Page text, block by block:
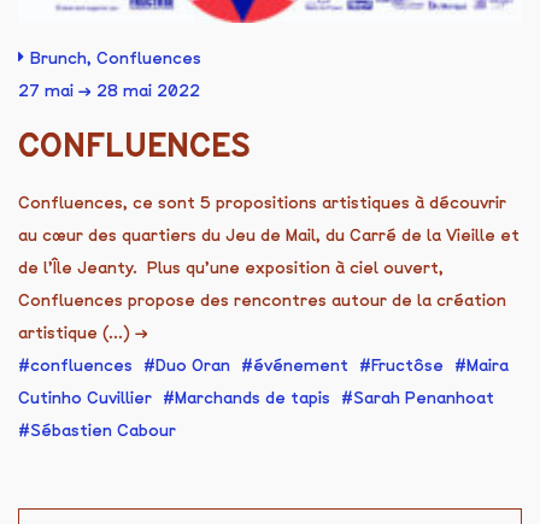
Brunch, Confluences
27 mai → 28 mai 2022
CONFLUENCES
Confluences, ce sont 5 propositions artistiques à découvrir
au cœur des quartiers du Jeu de Mail, du Carré de la Vieille et
de l’Île Jeanty. Plus qu’une exposition à ciel ouvert,
Confluences propose des rencontres autour de la création
artistique (...) →
confluences
Duo Oran événement Fructôse
Maira
Cutinho Cuvillier
Marchands de tapis
Sarah Penanhoat
Sébastien Cabour